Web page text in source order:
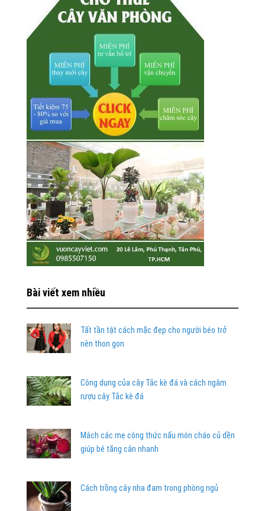
Bài viết xem nhiều
Tất tần tật cách mặc đẹp cho người béo trở
nên thon gọn
Công dụng của cây Tắc kè đá và cách ngâm
rượu cây Tắc kè đá
Mách các mẹ công thức nấu món cháo củ dền
giúp bé tăng cân nhanh
Cách trồng cây nha đam trong phòng ngủ